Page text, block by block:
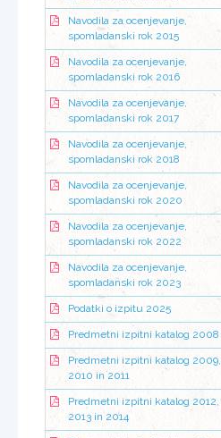
Navodila za ocenjevanje,
spomladanski rok 2015
Navodila za ocenjevanje,
spomladanski rok 2016
Navodila za ocenjevanje,
spomladanski rok 2017
Navodila za ocenjevanje,
spomladanski rok 2018
Navodila za ocenjevanje,
spomladanski rok 2020
Navodila za ocenjevanje,
spomladanski rok 2022
Navodila za ocenjevanje,
spomladanski rok 2023
Podatki o izpitu 2025
Predmetni izpitni katalog 2008
Predmetni izpitni katalog 2009,
2010 in 2011
Predmetni izpitni katalog 2012,
2013 in 2014